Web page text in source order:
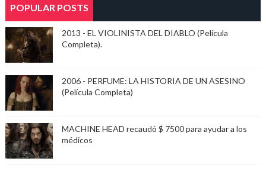
POPULAR POSTS
2013 - EL VIOLINISTA DEL DIABLO (Película
Completa).
2006 - PERFUME: LA HISTORIA DE UN ASESINO
(Película Completa)
MACHINE HEAD recaudó $ 7500 para ayudar a los
médicos